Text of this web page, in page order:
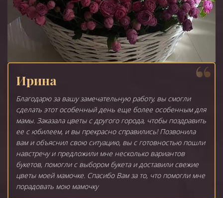
Ирина
Благодарю за вашу замечательную работу, вы смогли
сделать этот особенный день еще более особенным для
мамы. Заказала цветы с другого города, чтобы поздравить
ее с юбилеем, и вы прекрасно справились! Позвонила
вам и объяснил свою ситуацию, вы с готовностью пошли
навстречу и предложили мне несколько вариантов
букетов, помогли с выбором букета и доставили свежие
цветы моей мамочке. Спасибо Вам за то, что помогли мне
порадовать мою мамочку